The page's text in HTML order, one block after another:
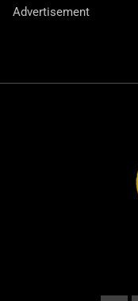
Advertisement